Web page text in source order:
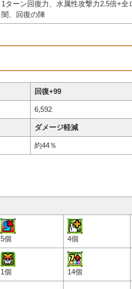
1ターン回復力、水属性攻撃力2.5倍+全
闇、回復の陣
回復+99
6,592
ダメージ軽減
約44％
5個 4個
1個 14個